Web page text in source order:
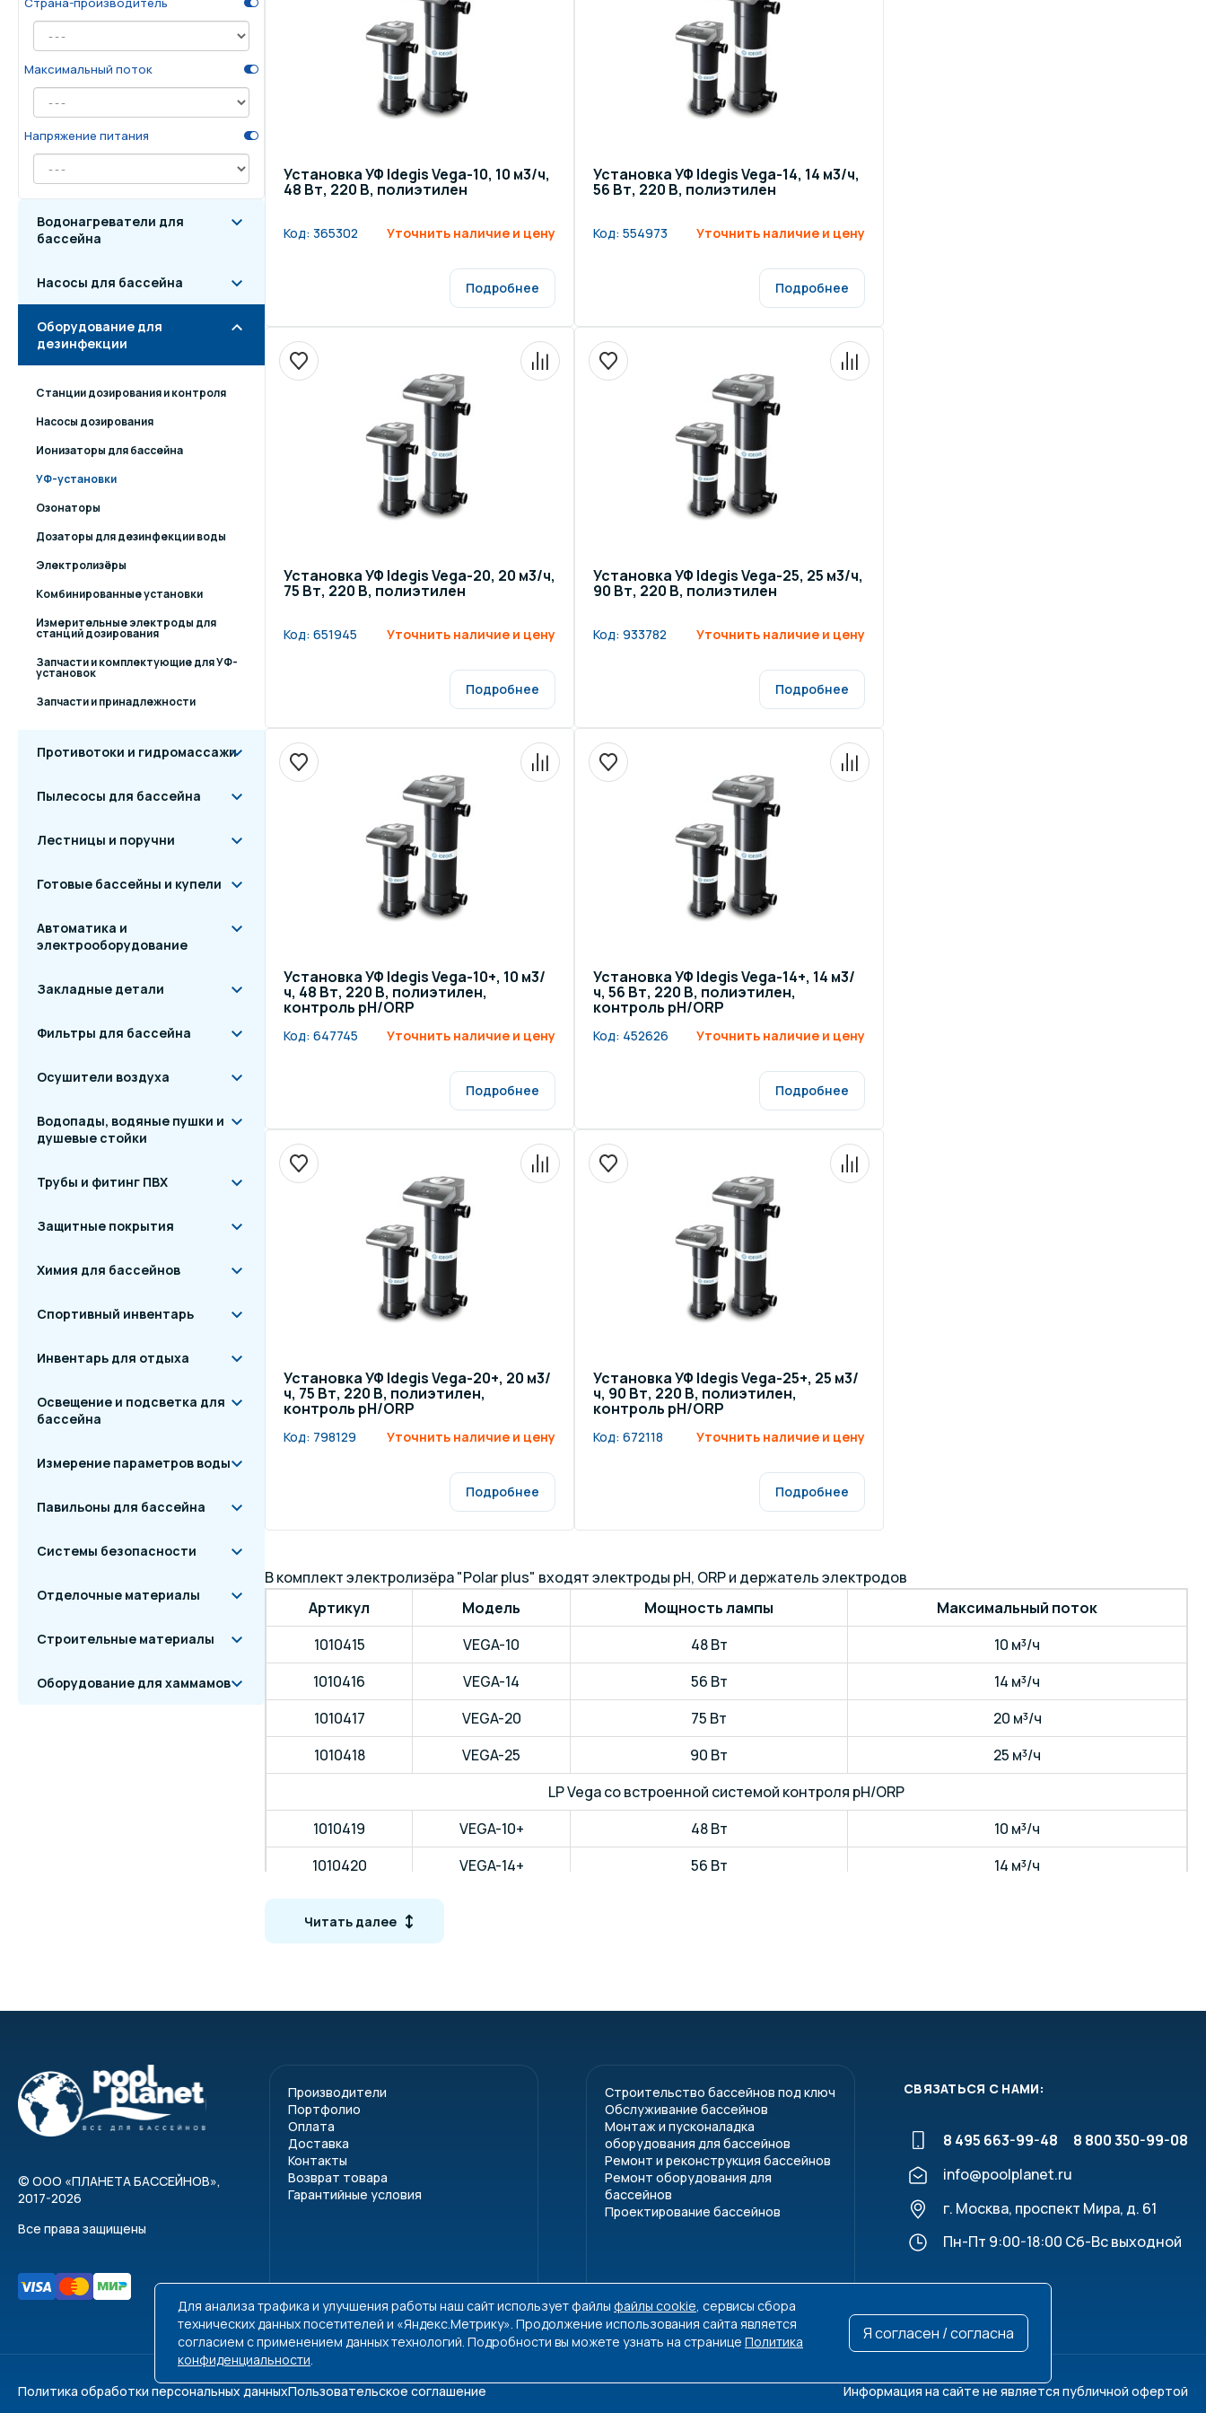
Освещение и подсветка для
бассейна
Измерение параметров воды
Отделочные материалы Строительные материалы
Максимальный поток
Напряжение питания
Водонагреватели для
бассейна
Насосы для бассейна
Оборудование для
дезинфекции
Станции дозирования и контроля
Насосы дозирования
Ионизаторы для бассейна
УФ-установки
Озонаторы
Дозаторы для дезинфекции воды
Электролизёры
Комбинированные установки
Измерительные электроды для
станций дозирования
Запчасти и комплектующие для УФ-
установок
Запчасти и принадлежности
Противотоки и гидромассажи
Пылесосы для бассейна
Лестницы и поручни
Готовые бассейны и купели
Автоматика и
электрооборудование
Закладные детали
Фильтры для бассейна
Осушители воздуха
Водопады, водяные пушки и
душевые стойки
Трубы и фитинг ПВХ
Защитные покрытия
Химия для бассейнов
Спортивный инвентарь
Инвентарь для отдыха
Освещение и подсветка для
бассейна
Измерение параметров воды
Павильоны для бассейна
Системы безопасности
Отделочные материалы
Строительные материалы
Оборудование для хаммамов
Установка УФ Idegis Vega-10, 10 м3/ч,
48 Вт, 220 В, полиэтилен
Код: 365302 Уточнить наличие и цену
Подробнее
Установка УФ Idegis Vega-14, 14 м3/ч,
56 Вт, 220 В, полиэтилен
Код: 554973 Уточнить наличие и цену
Подробнее
Установка УФ Idegis Vega-20, 20 м3/ч,
75 Вт, 220 В, полиэтилен
Код: 651945 Уточнить наличие и цену
Подробнее
Установка УФ Idegis Vega-25, 25 м3/ч,
90 Вт, 220 В, полиэтилен
Код: 933782 Уточнить наличие и цену
Подробнее
Установка УФ Idegis Vega-10+, 10 м3/
ч, 48 Вт, 220 В, полиэтилен,
контроль pH/ORP
Код: 647745 Уточнить наличие и цену
Подробнее
Установка УФ Idegis Vega-14+, 14 м3/
ч, 56 Вт, 220 В, полиэтилен,
контроль pH/ORP
Код: 452626 Уточнить наличие и цену
Подробнее
Установка УФ Idegis Vega-20+, 20 м3/
ч, 75 Вт, 220 В, полиэтилен,
контроль pH/ORP
Код: 798129 Уточнить наличие и цену
Подробнее
Установка УФ Idegis Vega-25+, 25 м3/
ч, 90 Вт, 220 В, полиэтилен,
контроль pH/ORP
Код: 672118 Уточнить наличие и цену
Подробнее
В комплект электролизёра "Polar plus" входят электроды pH, ORP и держатель электродов
Артикул
Модель Мощность лампы
Максимальный поток
1010415
VEGA-10 48 Вт
10 м³/ч
1010416
VEGA-14 56 Вт
14 м³/ч
1010417
VEGA-20 75 Вт
20 м³/ч
1010418
VEGA-25 90 Вт
25 м³/ч
LP Vega со встроенной системой контроля pH/ORP
1010419
VEGA-10+ 48 Вт
10 м³/ч
1010420
VEGA-14+ 56 Вт
14 м³/ч
1010421
1010422
Читать далее
© ООО «ПЛАНЕТА БАССЕЙНОВ»,
2017-2026
Все права защищены
Производители
Портфолио
Оплата
Доставка
Контакты
Возврат товара
Гарантийные условия
Строительство бассейнов под ключ
Обслуживание бассейнов
Монтаж и пусконаладка
оборудования для бассейнов
Ремонт и реконструкция бассейнов
Ремонт оборудования для
бассейнов
Проектирование бассейнов
СВЯЗАТЬСЯ С НАМИ:
8 495 663-99-48
8 800 350-99-08
info@poolplanet.ru
г. Москва, проспект Мира, д. 61
Пн-Пт 9:00-18:00 Сб-Вс выходной
Политика обработки персональных данныхПользовательское соглашение Информация на сайте не является публичной офертой
Для анализа трафика и улучшения работы наш сайт использует файлы файлы cookie, сервисы сбора
технических данных посетителей и «Яндекс.Метрику». Продолжение использования сайта является
согласием с применением данных технологий. Подробности вы можете узнать на странице Политика
конфиденциальности.
Я согласен / согласна